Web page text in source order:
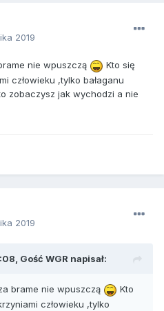
2019
nie wpuszczą
Kto się
człowieku ,tylko bałaganu
zobaczysz jak wychodzi a nie
2019
Gość WGR napisał:
brame nie wpuszczą
Kto
człowieku ,tylko